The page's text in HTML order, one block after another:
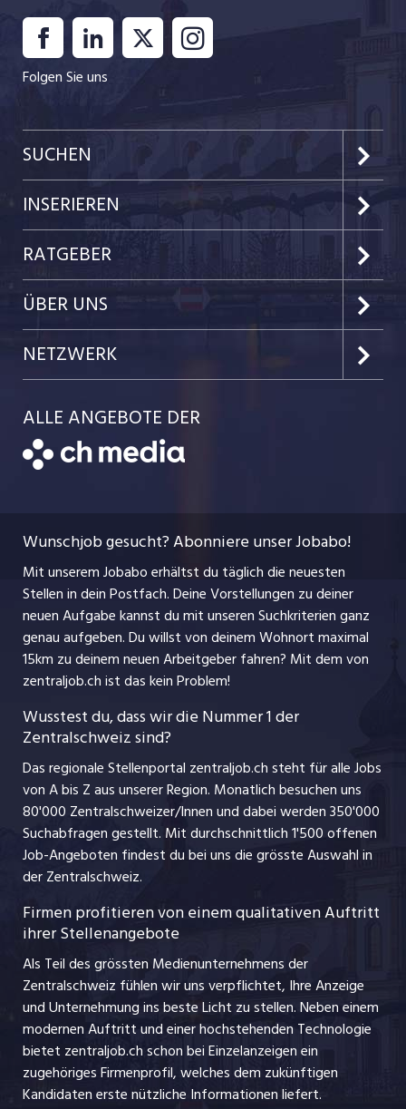
Körperpflege, Wellness
Marketing, Kommunikation, Medien, Druck
Medizin, Gesundheitswesen, Pflege
Sicherheit, Rettung, Polizei, Zoll
Verkauf, Handel, Kundenberatung,
Aussendienst
Folgen Sie uns
SUCHEN
Kanton Luzern
Kanton Zug
Kanton Nidwalden
Kanton Obwalden
Kanton Schwyz
Festanstellungen
Freelance Jobs
Praktika
Lehrstellen
Ferienjobs
Führungspositionen
Jobline
INSERIEREN
Preise & Leistungen
Kundenlogin
Einzelinserat disponieren
Schnittstelle
Bewerber-Cockpit
RATGEBER
Job-News
Job-Tipps
Job-Storys
Job-Coach
Bewerbung
ÜBER UNS
Portrait
Jobs bei der CH Media
Nutzungsbedingungen
Impressum
NETZWERK
CH Media
jobbasel.ch
jobbern.ch
jobmittelland.ch
schaffu.ch (VS)
ajourjob.ch
ALLE ANGEBOTE DER
Wunschjob gesucht? Abonniere unser Jobabo!
Mit unserem Jobabo erhältst du täglich die neuesten
Stellen in dein Postfach. Deine Vorstellungen zu deiner
neuen Aufgabe kannst du mit unseren Suchkriterien ganz
genau aufgeben. Du willst von deinem Wohnort maximal
15km zu deinem neuen Arbeitgeber fahren? Mit demvon
zentraljob.ch ist das kein Problem!
Wusstest du, dass wir die Nummer 1 der
Zentralschweiz sind?
Das regionale Stellenportal zentraljob.ch steht für alle Jobs
von A bis Z aus unserer Region. Monatlich besuchen uns
80'000 Zentralschweizer/Innen und dabei werden 350'000
Suchabfragen gestellt. Mit durchschnittlich 1'500 offenen
Job-Angeboten findest du bei uns die grösste Auswahl in
der Zentralschweiz.
Firmen profitieren von einem qualitativen Auftritt
ihrer Stellenangebote
Als Teil des grössten Medienunternehmens der
Zentralschweiz fühlen wir uns verpflichtet, Ihre Anzeige
und Unternehmung ins beste Licht zu stellen. Neben einem
modernen Auftritt und einer hochstehenden Technologie
bietet zentraljob.ch schon bei Einzelanzeigen ein
zugehöriges Firmenprofil, welches dem zukünftigen
Kandidaten erste nützliche Informationen liefert.